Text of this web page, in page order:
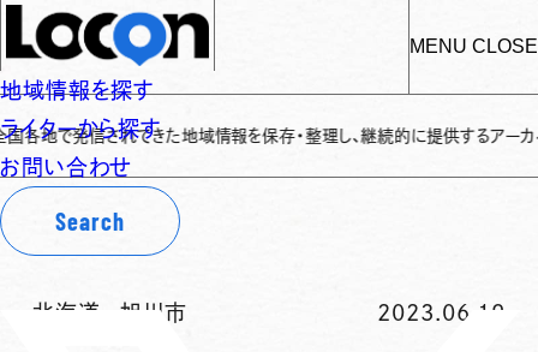
MENU CLOSE
地域情報を探す
ライターから探す
お問い合わせ
Search
されてきた地域情報を保存・整理し、継続的に提供するアーカイブサイトで
北海道 -旭川市 2023.06.19